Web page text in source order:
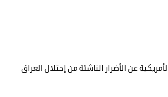
عن الأضرار الناشئة من إحتلال العراق